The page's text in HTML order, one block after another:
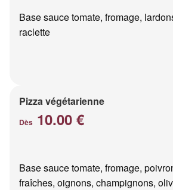
Base sauce tomate, fromage,
raclette
Pizza végétarienne
Dès 10.00 €
Base sauce tomate, fromage,
fraîches, oignons, champignons,